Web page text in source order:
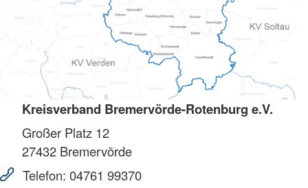
Kreisverband Bremervörde-Rotenburg e.V.
Großer Platz 12
27432 Bremervörde
Telefon: 04761 99370